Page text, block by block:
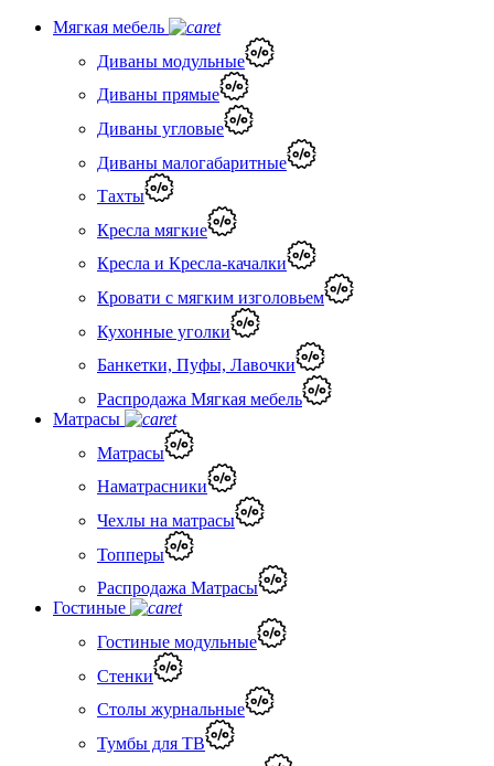
Мягкая мебель
Диваны модульные
Диваны прямые
Диваны угловые
Диваны малогабаритные
Тахты
Кресла мягкие
Кресла и Кресла-качалки
Кровати с мягким изголовьем
Кухонные уголки
Банкетки, Пуфы, Лавочки
Распродажа Мягкая мебель
Матрасы
Матрасы
Наматрасники
Чехлы на матрасы
Топперы
Распродажа Матрасы
Гостиные
Гостиные модульные
Стенки
Столы журнальные
Тумбы для ТВ